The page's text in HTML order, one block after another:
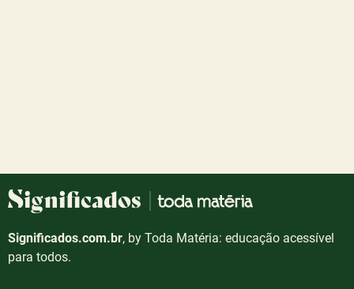
Significados.com.br, by Toda Matéria: educação acessível
para todos.